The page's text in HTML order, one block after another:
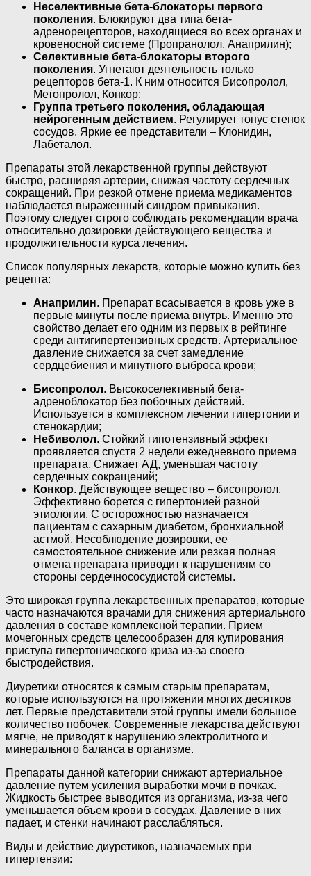
Неселективные бета-блокаторы первого
поколения. Блокируют два типа бета-
адренорецепторов, находящиеся во всех органах и
кровеносной системе (Пропранолол, Анаприлин);
Селективные бета-блокаторы второго
поколения. Угнетают деятельность только
рецепторов бета-1. К ним относится Бисопролол,
Метопролол, Конкор;
Группа третьего поколения, обладающая
нейрогенным действием. Регулирует тонус стенок
сосудов. Яркие ее представители – Клонидин,
Лабеталол.
Препараты этой лекарственной группы действуют
быстро, расширяя артерии, снижая частоту сердечных
сокращений. При резкой отмене приема медикаментов
наблюдается выраженный синдром привыкания.
Поэтому следует строго соблюдать рекомендации врача
относительно дозировки действующего вещества и
продолжительности курса лечения.
Список популярных лекарств, которые можно купить без
рецепта:
Анаприлин. Препарат всасывается в кровь уже в
первые минуты после приема внутрь. Именно это
свойство делает его одним из первых в рейтинге
среди антигипертензивных средств. Артериальное
давление снижается за счет замедление
сердцебиения и минутного выброса крови;
Бисопролол. Высокоселективный бета-
адреноблокатор без побочных действий.
Используется в комплексном лечении гипертонии и
стенокардии;
Небиволол. Стойкий гипотензивный эффект
проявляется спустя 2 недели ежедневного приема
препарата. Снижает АД, уменьшая частоту
сердечных сокращений;
Конкор. Действующее вещество – бисопролол.
Эффективно борется с гипертонией разной
этиологии. С осторожностью назначается
пациентам с сахарным диабетом, бронхиальной
астмой. Несоблюдение дозировки, ее
самостоятельное снижение или резкая полная
отмена препарата приводит к нарушениям со
стороны сердечнососудистой системы.
Это широкая группа лекарственных препаратов, которые
часто назначаются врачами для снижения артериального
давления в составе комплексной терапии. Прием
мочегонных средств целесообразен для купирования
приступа гипертонического криза из-за своего
быстродействия.
Диуретики относятся к самым старым препаратам,
которые используются на протяжении многих десятков
лет. Первые представители этой группы имели большое
количество побочек. Современные лекарства действуют
мягче, не приводят к нарушению электролитного и
минерального баланса в организме.
Препараты данной категории снижают артериальное
давление путем усиления выработки мочи в почках.
Жидкость быстрее выводится из организма, из-за чего
уменьшается объем крови в сосудах. Давление в них
падает, и стенки начинают расслабляться.
Виды и действие диуретиков, назначаемых при
гипертензии: